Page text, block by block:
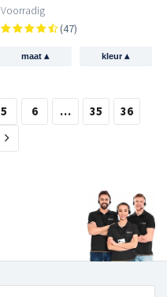
Voorradig
(47)
maat ▴ kleur▴
5 6 … 35
36